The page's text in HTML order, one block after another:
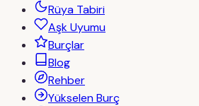
Rüya Tabiri
Aşk Uyumu
Burçlar
Blog
Rehber
Yükselen Burç